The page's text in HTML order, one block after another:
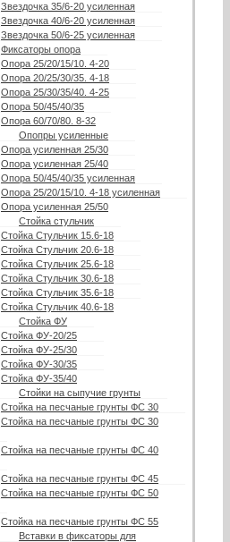
Звездочка 35/6-20 усиленная
Звездочка 40/6-20 усиленная
Звездочка 50/6-25 усиленная
Фиксаторы опора
Опора 25/20/15/10. 4-20
Опора 20/25/30/35. 4-18
Опора 25/30/35/40. 4-25
Опора 50/45/40/35
Опора 60/70/80. 8-32
Опопры усиленные
Опора усиленная 25/30
Опора усиленная 25/40
Опора 50/45/40/35 усиленная
Опора 25/20/15/10. 4-18 усиленная
Опора усиленная 25/50
Стойка стульчик
Стойка Стульчик 15.6-18
Стойка Стульчик 20.6-18
Стойка Стульчик 25.6-18
Стойка Стульчик 30.6-18
Стойка Стульчик 35.6-18
Стойка Стульчик 40.6-18
Стойка ФУ
Стойка ФУ-20/25
Стойка ФУ-25/30
Стойка ФУ-30/35
Стойка ФУ-35/40
Стойки на сыпучие грунты
Стойка на песчаные грунты ФС 30
Стойка на песчаные грунты ФС 30
Стойка на песчаные грунты ФС 40
Стойка на песчаные грунты ФС 45
Стойка на песчаные грунты ФС 50
Стойка на песчаные грунты ФС 55
Вставки в фиксаторы для